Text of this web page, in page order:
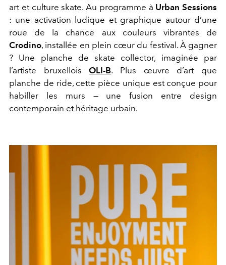
art et culture skate. Au programme à Urban Sessions
: une activation ludique et graphique autour d’une
roue de la chance aux couleurs vibrantes de
Crodino, installée en plein cœur du festival. À gagner
? Une planche de skate collector, imaginée par
l’artiste bruxelloisOLI-B. Plus œuvre d’art que
planche de ride, cette pièce unique est conçue pour
habiller les murs — une fusion entre design
contemporain et héritage urbain.